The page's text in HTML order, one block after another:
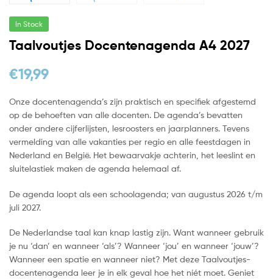
In Stock
Taalvoutjes Docentenagenda A4 2027
€19,99
Onze docentenagenda’s zijn praktisch en specifiek afgestemd
op de behoeften van alle docenten. De agenda’s bevatten
onder andere cijferlijsten, lesroosters en jaarplanners. Tevens
vermelding van alle vakanties per regio en alle feestdagen in
Nederland en België. Het bewaarvakje achterin, het leeslint en
sluitelastiek maken de agenda helemaal af.
De agenda loopt als een schoolagenda; van augustus 2026 t/m
juli 2027.
De Nederlandse taal kan knap lastig zijn. Want wanneer gebruik
je nu ‘dan’ en wanneer ‘als’? Wanneer ‘jou’ en wanneer ‘jouw’?
Wanneer een spatie en wanneer niet? Met deze Taalvoutjes-
docentenagenda leer je in elk geval hoe het níét moet. Geniet